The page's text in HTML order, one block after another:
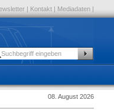
| Kontakt | Mediadaten |
08. August 2026